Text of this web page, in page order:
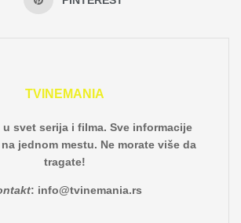
TVINEMANIA
svet serija i filma. Sve informacije
jednom mestu. Ne morate više da
tragate!
: info@tvinemania.rs